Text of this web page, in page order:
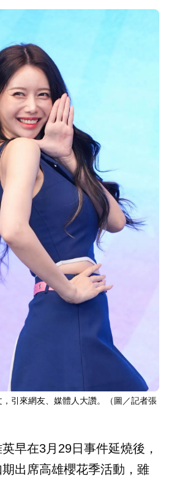
引來網友、媒體人大讚。（圖／記者張
早在3月29日事件延燒後，
出席高雄櫻花季活動，雖